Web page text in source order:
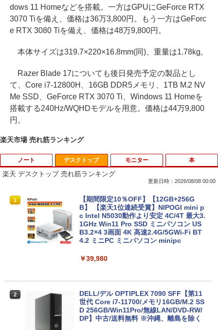
dows 11 Homeなどを搭載。一方はGPUにGeForce RTX
3070 Tiを備え、価格は36万3,800円。もう一方はGeForc
e RTX 3080 Tiを備え、価格は48万9,800円。
本体サイズは319.7×220×16.8mm(同)、重量は1.78kg。
Razer Blade 17についても後日発売予定の製品とし
て、Core i7-12800H、16GB DDR5メモリ、1TB M.2 NV
Me SSD、GeForce RTX 3070 Ti、Windows 11 Homeを
搭載する240Hz/WQHDモデルを用意。価格は44万9,800
円。
楽天市場 売れ筋ランキング
ノート
1
【★最大100%ポイント】【大特価!訳あ
り!】富士通 LIFEBOOK A576/第6世代 C
ore i3/メモリ:4GB/SSD:128GB/15.6型液
晶/USB 3.0/VGA/HDMI/DVD/Office/中古
パソコン ノートパソコン Windows11 W
indows10
￥8,999
2
【中古】 店長セレクト おまかせA4ノー
トパソコン Windows10 お気軽ノートPC
SSD120GB以上 メモリ4GB Celeron搭
載 液晶15インチ 中古ノートパソコン DV
デスクトップ
楽天 デスクトップ 売れ筋ランキング
更新日時：2026/08/08 00:00
1
【期間限定10％OFF】【12GB+256G
B】 【楽天1位連続受賞】NIPOGI mini p
c Intel N5030動作より安定 4C/4T 最大3.
1GHz Win11 Pro SSD ミニパソコン US
B3.2×4 3画面 4K 高速2.4G/5GWi-Fi BT
4.2 ミニPC ミニパソコン minipc
￥39,980
2
DELL/デル OPTIPLEX 7090 SFF【第11
世代 Core i7-11700/メモリ16GB/M.2 SS
D 256GB/Win11Pro/無線LAN/DVD-RW/
DP】中古/送料無料 ※沖縄、離島を除く
モニター 本